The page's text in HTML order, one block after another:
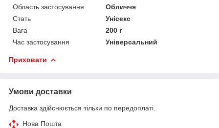
Область застосування
Обличчя
Стать
Унісекс
Вага
200 г
Час застосування
Універсальний
Приховати
Умови доставки
Доставка здійснюється тільки по передоплаті.
Нова Пошта